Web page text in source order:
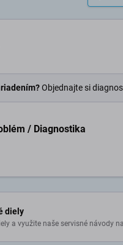
Objednajte si
/ Diagnostika
diely
a využite naše servisné návody